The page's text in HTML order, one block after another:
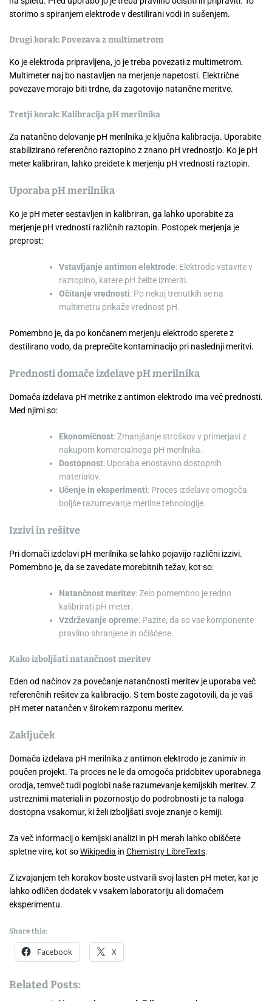
storimo s spiranjem elektrode v destilirani vodi in sušenjem.
Drugi korak: Povezava z multimetrom
Ko je elektroda pripravljena, jo je treba povezati z multimetrom.
Multimeter naj bo nastavljen na merjenje napetosti. Električne
povezave morajo biti trdne, da zagotovijo natančne meritve.
Tretji korak: Kalibracija pH merilnika
Za natančno delovanje pH merilnika je ključna kalibracija. Uporabite
stabilizirano referenčno raztopino z znano pH vrednostjo. Ko je pH
meter kalibriran, lahko preidete k merjenju pH vrednosti raztopin.
Uporaba pH merilnika
Ko je pH meter sestavljen in kalibriran, ga lahko uporabite za
merjenje pH vrednosti različnih raztopin. Postopek merjenja je
preprost:
Vstavljanje antimon elektrode: Elektrodo vstavite v
raztopino, katere pH želite izmeriti.
Očitanje vrednosti: Po nekaj trenutkih se na
multimetru prikaže vrednost pH.
Pomembno je, da po končanem merjenju elektrodo sperete z
destilirano vodo, da preprečite kontaminacijo pri naslednji meritvi.
Prednosti domače izdelave pH merilnika
Domača izdelava pH metrike z antimon elektrodo ima več prednosti.
Med njimi so:
Ekonomičnost: Zmanjšanje stroškov v primerjavi z
nakupom komercialnega pH merilnika.
Dostopnost: Uporaba enostavno dostopnih
materialov.
Učenje in eksperimenti: Proces izdelave omogoča
boljše razumevanje merilne tehnologije.
Izzivi in rešitve
Pri domači izdelavi pH merilnika se lahko pojavijo različni izzivi.
Pomembno je, da se zavedate morebitnih težav, kot so:
Natančnost meritev: Zelo pomembno je redno
kalibrirati pH meter.
Vzdrževanje opreme: Pazite, da so vse komponente
pravilno shranjene in očiščene.
Kako izboljšati natančnost meritev
Eden od načinov za povečanje natančnosti meritev je uporaba več
referenčnih rešitev za kalibracijo. S tem boste zagotovili, da je vaš
pH meter natančen v širokem razponu meritev.
Zaključek
Domača izdelava pH merilnika z antimon elektrodo je zanimiv in
poučen projekt. Ta proces ne le da omogoča pridobitev uporabnega
orodja, temveč tudi poglobi naše razumevanje kemijskih meritev. Z
ustreznimi materiali in pozornostjo do podrobnosti je ta naloga
dostopna vsakomur, ki želi izboljšati svoje znanje o kemiji.
Za več informacij o kemijski analizi in pH merah lahko obiščete
spletne vire, kot soWikipedia in Chemistry LibreTexts.
Z izvajanjem teh korakov boste ustvarili svoj lasten pH meter, kar je
lahko odličen dodatek v vsakem laboratoriju ali domačem
eksperimentu.
Share this:
Facebook X
Related Posts: